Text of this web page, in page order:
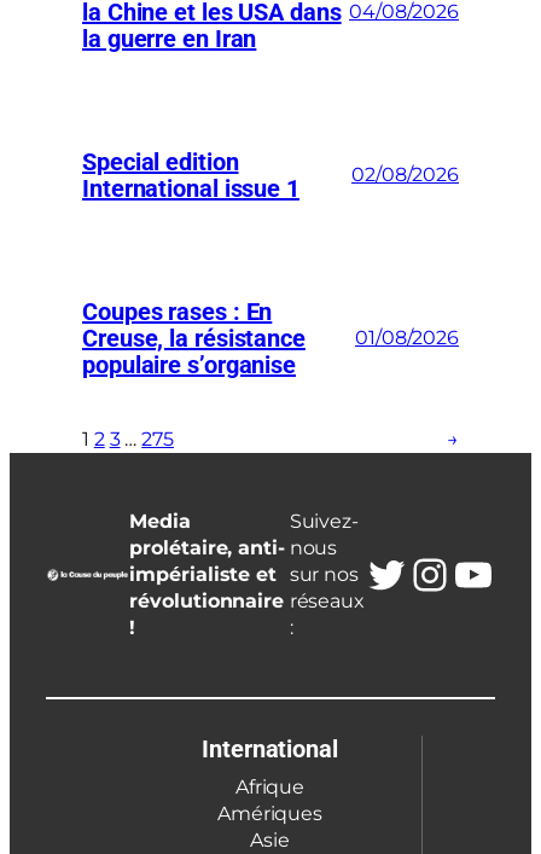
la Chine et les USA dans
la guerre en Iran
04/08/2026
Special edition
International issue 1
02/08/2026
Coupes rases : En
Creuse, la résistance
populaire s’organise
01/08/2026
1 2 3 … 275 →
Media
prolétaire, anti-
impérialiste et
révolutionnaire
!
Suivez-
nous
sur nos
réseaux
:
Twitter
International
Afrique
Amériques
Asie